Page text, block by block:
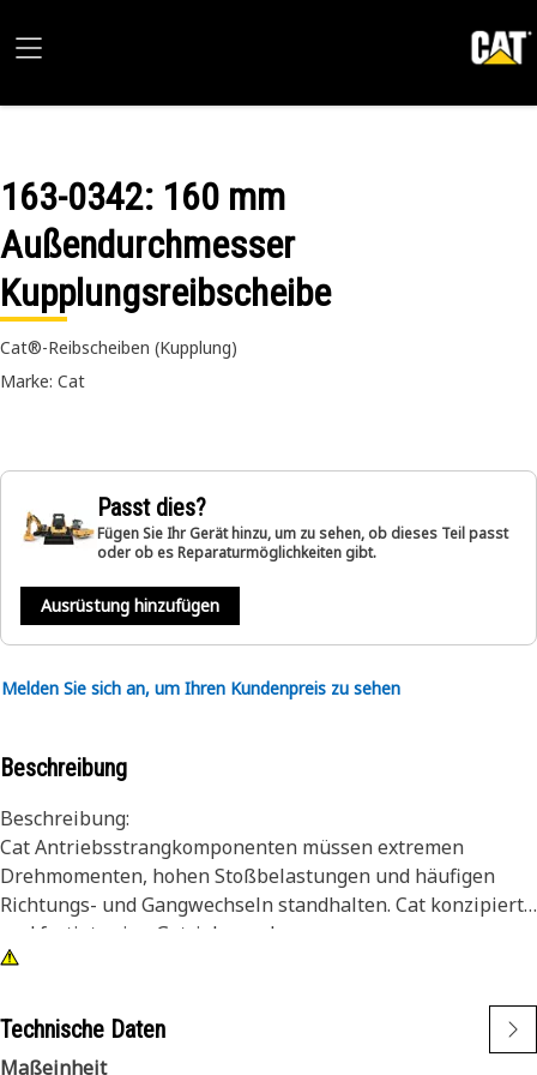
163-0342: 160 mm
Außendurchmesser
Kupplungsreibscheibe
Cat®-Reibscheiben (Kupplung)
Marke: Cat
Passt dies?
Fügen Sie Ihr Gerät hinzu, um zu sehen, ob dieses Teil passt
oder ob es Reparaturmöglichkeiten gibt.
Ausrüstung hinzufügen
Melden Sie sich an, um Ihren Kundenpreis zu sehen
Beschreibung
Beschreibung:
Cat Antriebsstrangkomponenten müssen extremen
Drehmomenten, hohen Stoßbelastungen und häufigen
Richtungs- und Gangwechseln standhalten. Cat konzipiert
und fertigt seine Getriebe und
Seitenantriebskomponenten unter Berücksichtigung
Antriebsstrang, der nicht nur über eine längere
Technische Daten
Maßeinheit